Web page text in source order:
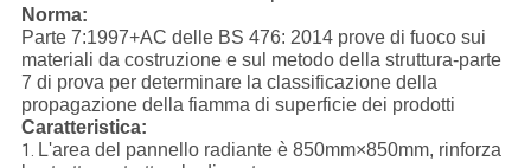
Norma:
Parte 7:1997+AC delle BS 476: 2014 prove di fuoco sui
materiali da costruzione e sul metodo della struttura-parte
7 di prova per determinare la classificazione della
propagazione della fiamma di superficie dei prodotti
Caratteristica:
1. L'area del pannello radiante è 850mm×850mm, rinforza